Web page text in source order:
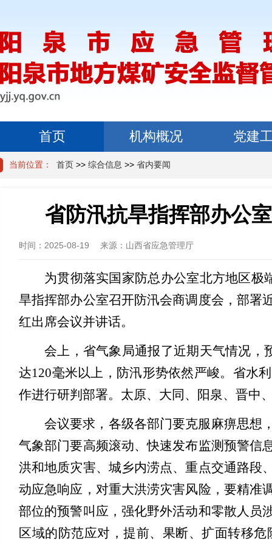
首页 机构概况 党建
当前位置： 首页 >> 综合信息 >> 省内要闻
省防汛抗旱指挥部办公
时间： 2025-08-19 来源： 山西省应急管理厅
为贯彻落实国家防总办公室北方地区极
旱指挥部办公室召开防汛会商调度会，部署
红出席会议并讲话。
会上，省气象局通报了近期天气情况，
达120毫米以上，防汛形势依然严峻。省水
作进行研判部署。太原、大同、阳泉、晋中
会议要求，各级各部门要克服麻痹思想
气象部门要高频滚动、快速发布监测预警信
洪和地质灾害、城乡内涝点、重点交通路段
动应急响应，对重大洪涝灾害风险，要精准
部位的预警叫应，强化野外活动和零散人员
区域的防范应对，提前、果断、扩面转移